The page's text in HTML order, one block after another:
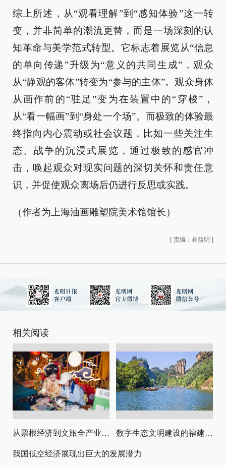
综上所述，从“观看理解”到“感知体验”这一转
变，并非简单的潮流更替，而是一场深刻的认
知革命与美学范式转型。它标志着展览从“信息
的单向传递”升级为“意义的共同生成”，观众
从“静观的客体”转变为“参与的主体”。观众身体
从画作前的“驻足”变为在装置中的“穿梭”，
从“看一幅画”到“身处一个场”。而极致的体验最
终指向内心震动或社会议题，比如一些关注生
态、战争的沉浸式展览，通过极致的感官冲
击，唤起观众对现实问题的深切关怀和责任意
识，并促使观众离场后仍进行反思或实践。
（作者为上海油画雕塑院美术馆馆长）
[ 责编：崔益明 ]
相关阅读
从票根经济到文旅全产业链升级 数字生态文明建设的福建路径与启示
我国低空经济展现出巨大的发展潜力